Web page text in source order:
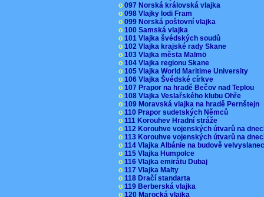
o 097 Norská královská vlajka
o 098 Vlajky lodi Fram
o 099 Norská poštovní vlajka
o 100 Samská vlajka
o 101 Vlajka švédských soudů
o 102 Vlajka krajské rady Skane
o 103 Vlajka města Malmö
o 104 Vlajka regionu Skane
o 105 Vlajka World Maritime University
o 106 Vlajka Švédské církve
o 107 Prapor na hradě Bečov nad Teplou
o 108 Vlajka Veslařského klubu Ohře
o 109 Moravská vlajka na hradě Pernštejn
o 110 Prapor sudetských Němců
o 111 Korouhev Hradní stráže
o 112 Korouhve vojenských útvarů na
o 113 Korouhve vojenských útvarů na
o 114 Vlajka Albánie na budově
o 115 Vlajka Humpolce
o 116 Vlajka emirátu Dubaj
o 117 Vlajka Malty
o 118 Dračí standarta
o 119 Berberská vlajka
o 120 Marocká vlajka